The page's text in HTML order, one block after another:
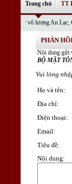
Trang chủ
vô lượng An Lạc, Cát
TT
PHẢN
Nội dung gửi
BỘ MẬT
Vui lòng
Họ và tên:
Địa chỉ:
Điện thoại:
Email:
Tiêu đề:
Nội dung: